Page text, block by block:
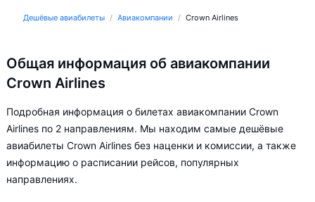
Дешёвые авиабилеты Авиакомпании Crown Airlines
Общая информация об авиакомпании
Crown Airlines
Подробная информация о билетах авиакомпании Crown
Airlines по 2 направлениям. Мы находим самые дешёвые
авиабилеты Crown Airlines без наценки и комиссии, а также
информацию о расписании рейсов, популярных
направлениях.